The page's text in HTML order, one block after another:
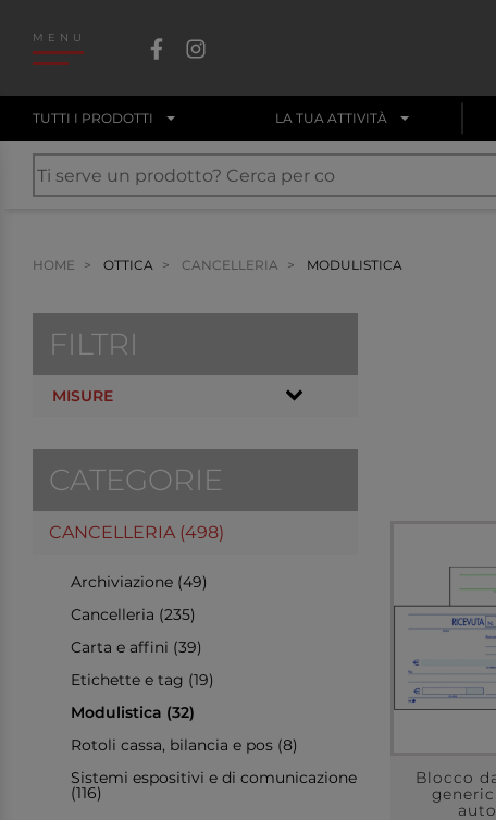
MENU
TUTTI I PRODOTTI LA TUA ATTIVITÀ
HOME OTTICA CANCELLERIA MODULISTICA
FILTRI
MISURE
CATEGORIE
CANCELLERIA (498)
Archiviazione (49)
Cancelleria (235)
Carta e affini (39)
Etichette e tag (19)
Modulistica (32)
Rotoli cassa, bilancia e pos (8)
Sistemi espositivi e di comunicazione
(116)
Blocco